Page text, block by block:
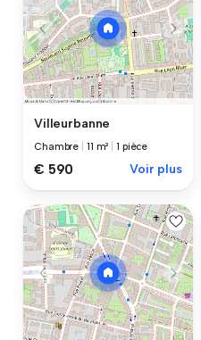
Villeurbanne
Chambre 11 m² |1 pièce
€ 590 Voir plus